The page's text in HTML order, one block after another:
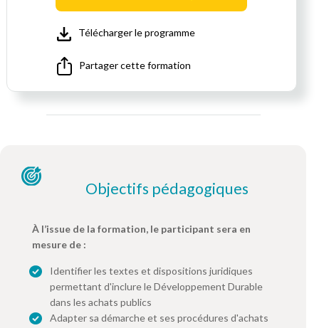
Télécharger le programme
Partager cette formation
Objectifs pédagogiques
À l’issue de la formation, le participant sera en
mesure de :
Identifier les textes et dispositions juridiques
permettant d'inclure le Développement Durable
dans les achats publics
Adapter sa démarche et ses procédures d'achats